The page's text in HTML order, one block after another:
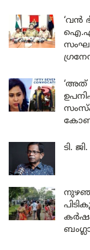
‘വൻ
‘അത്
ടി.